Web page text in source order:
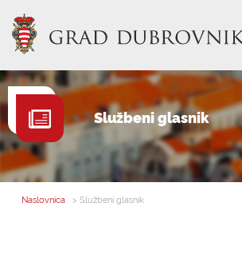
GRADSKA UPRAVA
GRADONAČELNIK
MJESNA SAMOUPRAVA
Službeni glasnik
Naslovnica > Službeni glasnik